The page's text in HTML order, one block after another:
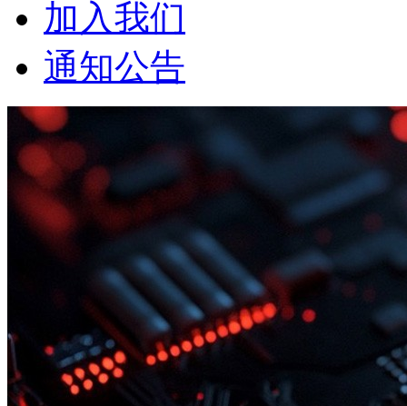
加入我们
通知公告